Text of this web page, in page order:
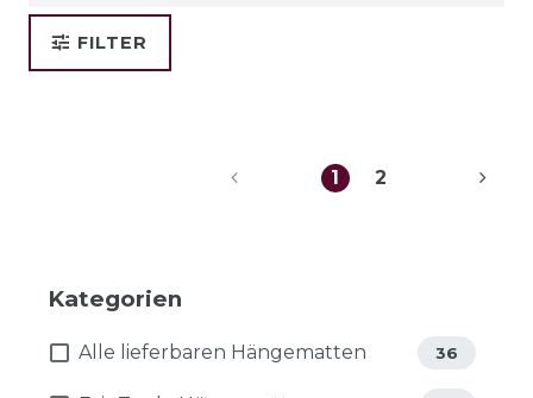
FILTER
1 2
Kategorien
Alle lieferbaren Hängematten 36